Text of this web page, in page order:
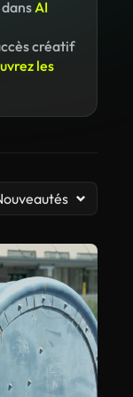
AI
créatif
les